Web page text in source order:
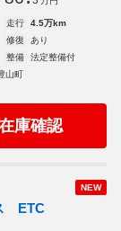
走行
4.5万km
修復
あり
整備
法定整備付
山町
庫確認
NEW
ETC